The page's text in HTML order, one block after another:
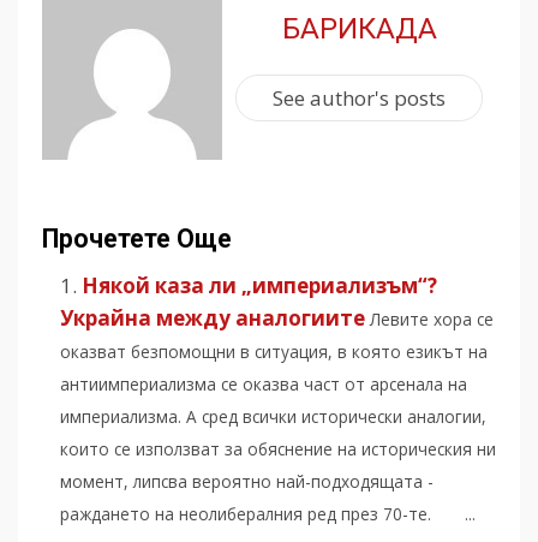
БАРИКАДА
See author's posts
Прочетете Още
Някой каза ли „империализъм“?
Украйна между аналогиите Левите хора се
оказват безпомощни в ситуация, в която езикът на
антиимпериализма се оказва част от арсенала на
империализма. А сред всички исторически аналогии,
които се използват за обяснение на историческия ни
момент, липсва вероятно най-подходящата -
раждането на неолибералния ред през 70-те. ...